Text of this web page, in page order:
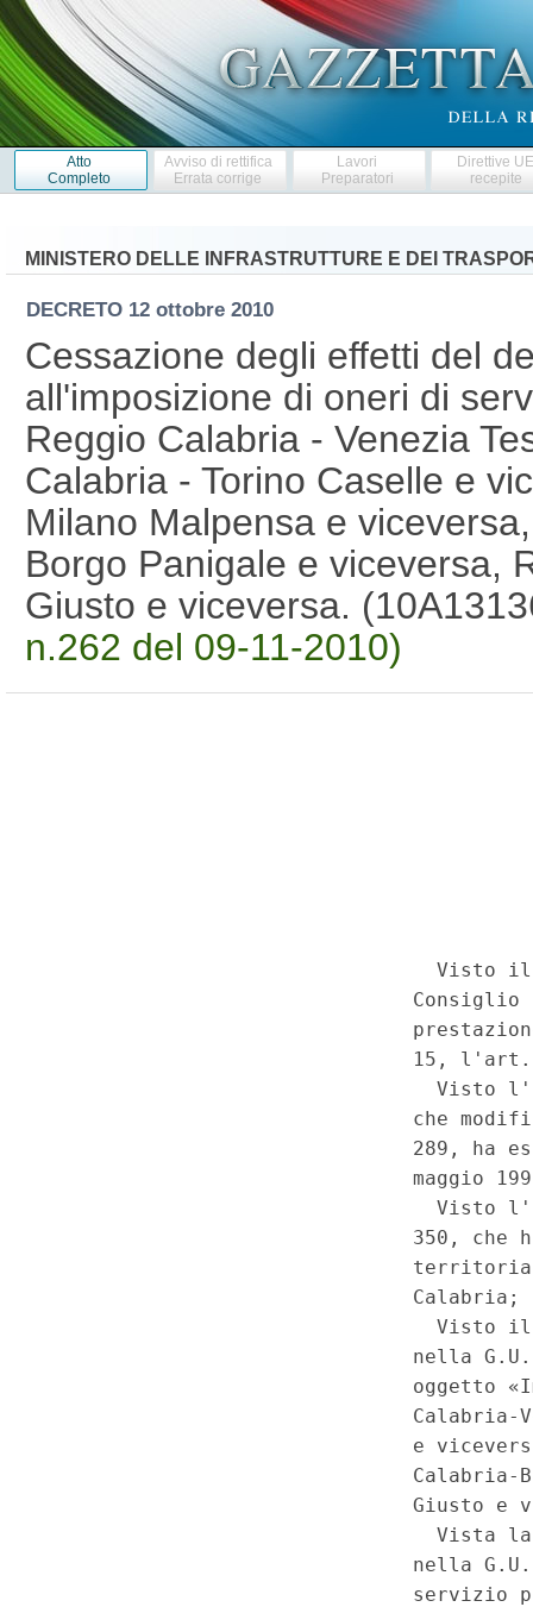
Atto
Completo
Avviso di rettifica
Errata corrige
Lavori
Preparatori
Direttive
recepite
MINISTERO DELLE INFRASTRUTTURE E DEI
DECRETO 12 ottobre 2010
Cessazione degli effetti del
all'imposizione di oneri di
Reggio Calabria - Venezia
Calabria - Torino Caselle e
Milano Malpensa e
Borgo Panigale e viceversa,
Giusto e viceversa.
n.262 del 09-11-2010)